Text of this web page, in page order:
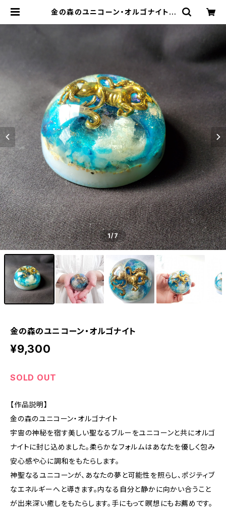
金の森のユニコーン・オルゴナイト |
1/7
金の森のユニコーン・オルゴナイト
¥9,300
SOLD OUT
【作品説明】
金の森のユニコーン・オルゴナイト
宇宙の神秘を宿す美しい聖なるブルーをユニコーンと共にオルゴ
ナイトに封じ込めました。柔らかなフォルムはあなたを優しく包み
安心感や心に調和をもたらします。
神聖なるユニコーンが、あなたの夢と可能性を照らし、ポジティブ
なエネルギーへと導きます。内なる自分と静かに向かい合うこと
が出来深い癒しをもたらします。手にもって瞑想にもお薦めです。